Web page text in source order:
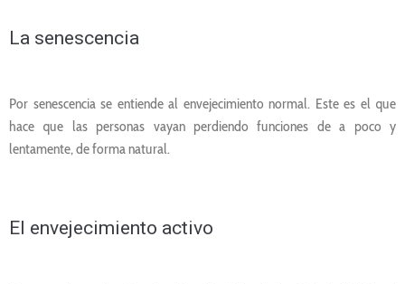
La senescencia
Por senescencia se entiende al envejecimiento normal. Este es el que
hace que las personas vayan perdiendo funciones de a poco y
lentamente, de forma natural.
El envejecimiento activo